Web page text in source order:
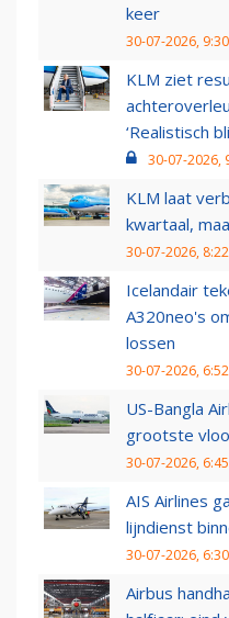
keer
30-07-2026, 9:30
KLM ziet
‘Realistisch
30-07-2026,
KLM laat
kwartaal,
30-07-2026, 8:22
Icelandair
A320neo's
lossen
30-07-2026, 6:52
US-Bangla
grootste
30-07-2026, 6:45
AIS Airlines
lijndienst
30-07-2026, 6:30
Airbus